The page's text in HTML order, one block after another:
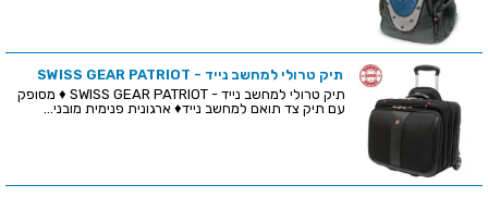
תיק טרולי למחשב נייד - SWISS GEAR PATRIOT
תיק טרולי למחשב נייד - SWISS GEAR PATRIOT ♦ מסופק
עם תיק צד תואם למחשב נייד♦ ארגונית פנימית מובני...